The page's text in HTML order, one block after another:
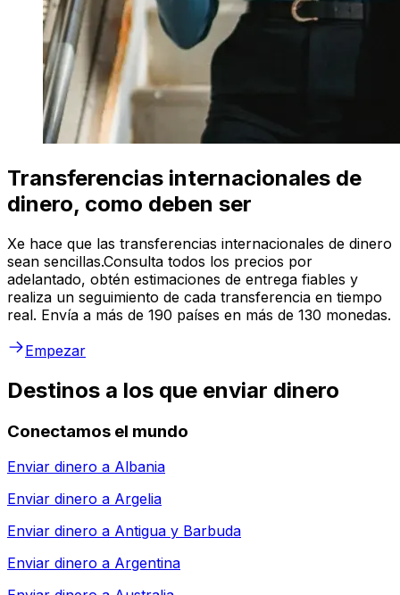
Transferencias internacionales de
dinero, como deben ser
Xe hace que las transferencias internacionales de dinero
sean sencillas.Consulta todos los precios por
adelantado, obtén estimaciones de entrega fiables y
realiza un seguimiento de cada transferencia en tiempo
real. Envía a más de 190 países en más de 130 monedas.
Empezar
Destinos a los que enviar dinero
Conectamos el mundo
Enviar dinero a Albania
Enviar dinero a Argelia
Enviar dinero a Antigua y Barbuda
Enviar dinero a Argentina